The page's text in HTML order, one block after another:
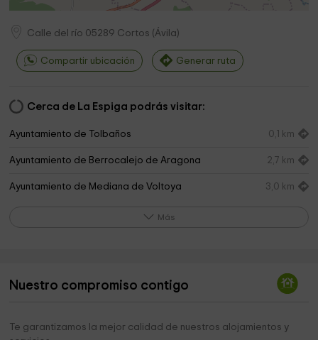
Calle del río 05289 Cortos (Ávila)
Compartir ubicación Generar ruta
Cerca de La Espiga podrás visitar:
Ayuntamiento de Tolbaños 0,1 km
Ayuntamiento de Berrocalejo de Aragona 2,7 km
Ayuntamiento de Mediana de Voltoya 3,0 km
Frontón de la Iglesia Mediana de Voltoya
Iglesia San José de Tolbaños 3,7 km
Más
Nuestro compromiso contigo
Te garantizamos la mejor calidad de nuestros alojamientos y